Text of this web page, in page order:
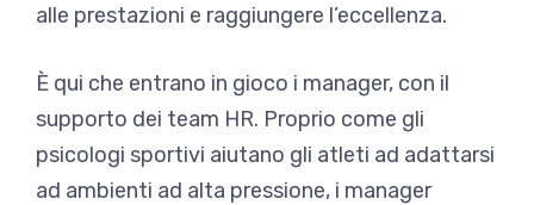
alle prestazioni e raggiungere l’eccellenza.
È qui che entrano in gioco i manager, con il
supporto dei team HR. Proprio come gli
psicologi sportivi aiutano gli atleti ad adattarsi
ad ambienti ad alta pressione, i manager